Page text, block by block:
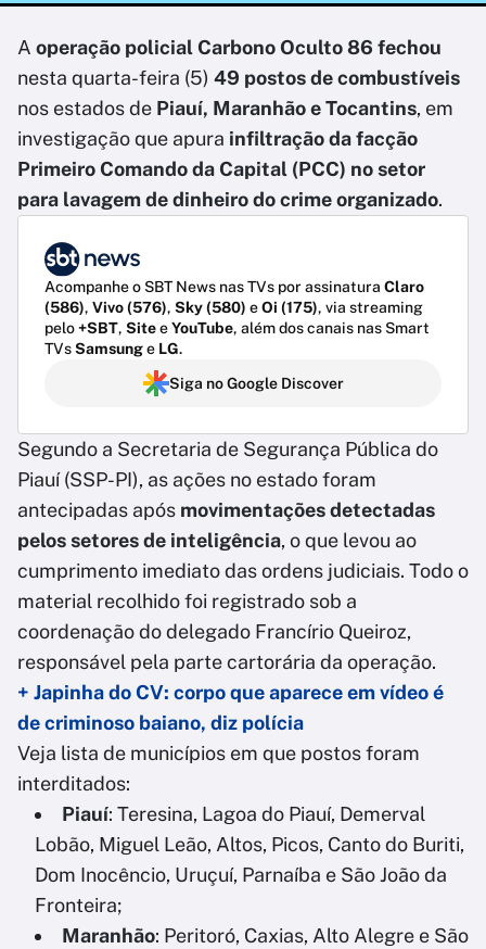
A operação policial Carbono Oculto 86 fechou
nesta quarta-feira (5) 49 postos de combustíveis
nos estados de Piauí, Maranhão e Tocantins, em
investigação que apura infiltração da facção
Primeiro Comando da Capital (PCC) no setor
para lavagem de dinheiro do crime organizado.
Acompanhe o SBT News nas TVs por assinatura Claro
(586), Vivo (576), Sky (580) eOi (175), via streaming
pelo+SBT, SiteeYouTube, além dos canais nas Smart
TVsSamsunge LG.
Siga no Google Discover
Segundo a Secretaria de Segurança Pública do
Piauí (SSP-PI), as ações no estado foram
antecipadas após movimentações detectadas
pelos setores de inteligência, o que levou ao
cumprimento imediato das ordens judiciais. Todo o
material recolhido foi registrado sob a
coordenação do delegado Francírio Queiroz,
responsável pela parte cartorária da operação.
+ Japinha do CV: corpo que aparece em vídeo é
de criminoso baiano, diz polícia
Veja lista de municípios em que postos foram
interditados:
Piauí: Teresina, Lagoa do Piauí, Demerval
Lobão, Miguel Leão, Altos, Picos, Canto do Buriti,
Dom Inocêncio, Uruçuí, Parnaíba e São João da
Fronteira;
Maranhão: Peritoró, Caxias, Alto Alegre e São